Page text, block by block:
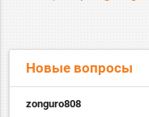
Новые вопросы
zonguro808